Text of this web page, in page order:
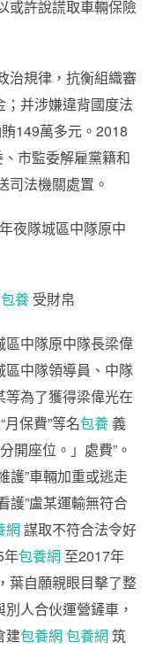
或許說謊取車輛保險
治規律，抗衡組織審
并涉嫌違背國度法
149萬多元。2018
市監委解雇黨籍和
司法機關處置。
夜隊城區中隊原中
包養 受財帛
中隊原中隊長梁偉
區中隊領導員、中隊
為了獲得梁偉光在
保費”等名包養 義
開座位。」處費”。
護”車輛加重或逃走
護”盧某運輸無符合
網 謀取不符合法令好
年包養網 至2017年
葉自願親眼目擊了整
人合伙運營鏟車，
建包養網 包養網 筑